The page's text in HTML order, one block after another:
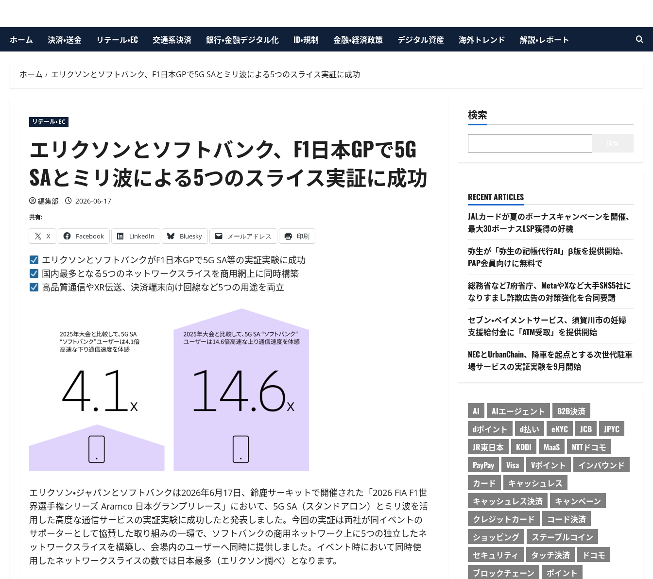
ホーム 決済・送金 リテール・EC 交通系決済 銀行・金融デジタル化 ID・規制 金融・経済政策 デジタル資産 海外トレンド 解説・レポート
ホーム エリクソンとソフトバンク、F1日本GPで5G SAとミリ波による5つのスライス実証に成功
リテール・EC
エリクソンとソフトバンク、F1日本GPで5G
SAとミリ波による5つのスライス実証に成功
編集部 2026-06-17
共有:
X Facebook LinkedIn Bluesky メールアドレス 印刷
エリクソンとソフトバンクがF1日本GPで5G SA等の実証実験に成功
国内最多となる5つのネットワークスライスを商用網上に同時構築
高品質通信やXR伝送、決済端末向け回線など5つの用途を両立
エリクソン・ジャパンとソフトバンクは2026年6月17日、鈴鹿サーキットで開催された「2026 FIA F1世
界選手権シリーズ Aramco 日本グランプリレース」において、5G SA（スタンドアロン）とミリ波を活
用した高度な通信サービスの実証実験に成功したと発表しました。今回の実証は両社が同イベントの
サポーターとして協賛した取り組みの一環で、ソフトバンクの商用ネットワーク上に5つの独立したネ
ットワークスライスを構築し、会場内のユーザーへ同時に提供しました。イベント時において同時使
用したネットワークスライスの数では日本最多（エリクソン調べ）となります。
検索
RECENT ARTICLES
JALカードが夏のボーナスキャンペーンを開催、
最大30ボーナスLSP獲得の好機
弥生が「弥生の記帳代行AI」β版を提供開始、
PAP会員向けに無料で
総務省など7府省庁、MetaやXなど大手SNS5社に
なりすまし詐欺広告の対策強化を合同要請
セブン・ペイメントサービス、須賀川市の妊婦
支援給付金に「ATM受取」を提供開始
NECとUrbanChain、降車を起点とする次世代駐車
場サービスの実証実験を9月開始
AI AIエージェント
B2B決済
dポイント
d払い eKYC JCB
JPYC
JR東日本
KDDI MaaS
NTTドコモ
PayPay
Visa Vポイント
インバウンド
カード
キャッシュレス
キャッシュレス決済
キャンペーン
クレジットカード
コード決済
ショッピング
ステーブルコイン
セキュリティ
タッチ決済
ドコモ
ブロックチェーン
ポイント